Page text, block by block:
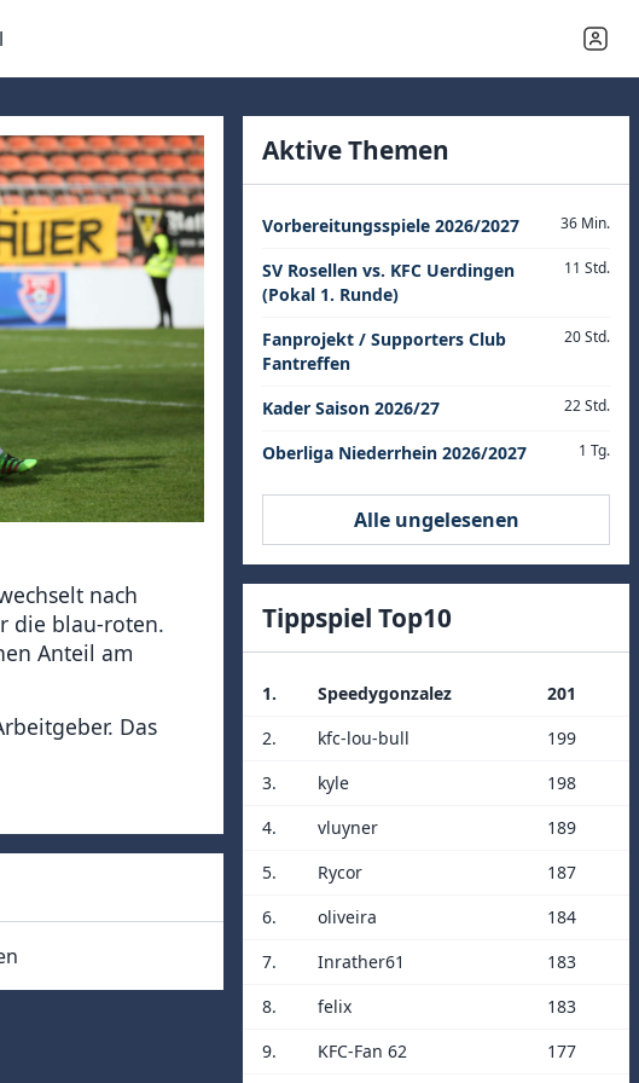
nach
die blau-roten.
Anteil am
Das
Aktive Themen
Vorbereitungsspiele 2026/2027 36 Min.
SV Rosellen vs. KFC Uerdingen
(Pokal 1. Runde)
11 Std.
Fanprojekt / Supporters Club
Fantreffen
20 Std.
Kader Saison 2026/27 22 Std.
Oberliga Niederrhein 2026/2027 1 Tg.
Alle ungelesenen
Tippspiel Top10
1. Speedygonzalez
201
2.
kfc-lou-bull
199
3.
kyle
198
4.
vluyner
189
5.
Rycor
187
6.
oliveira
184
7.
Inrather61
183
8.
felix
183
9.
KFC-Fan 62 177